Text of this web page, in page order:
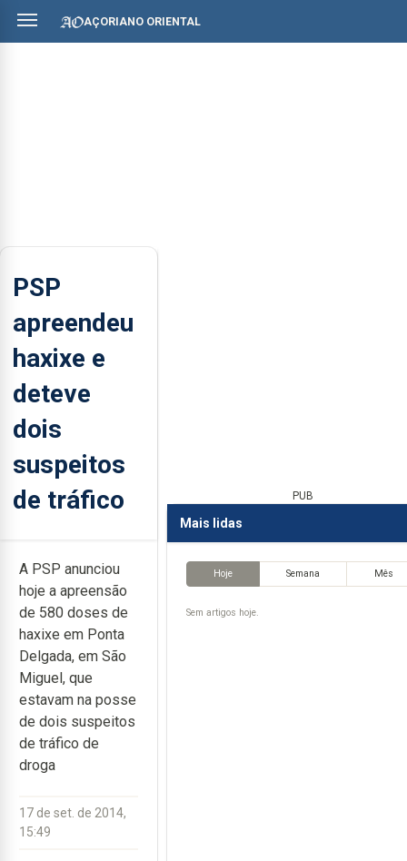
AÇORIANO ORIENTAL
PSP
apreendeu
haxixe e
deteve
dois
suspeitos
de tráfico
A PSP anunciou
hoje a apreensão
de 580 doses de
haxixe em Ponta
Delgada, em São
Miguel, que
estavam na posse
de dois suspeitos
de tráfico de
droga
17 de set. de 2014,
15:49
PUB
Mais lidas
Hoje Semana Mês
Sem artigos hoje.